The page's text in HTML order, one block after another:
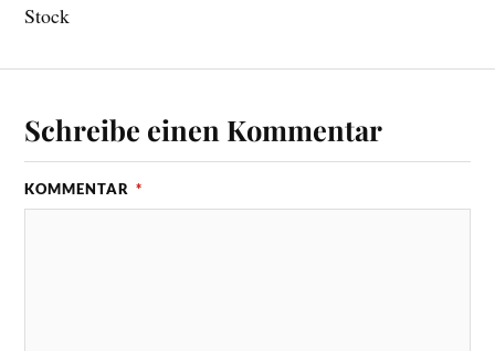
Stock
Schreibe einen Kommentar
KOMMENTAR *